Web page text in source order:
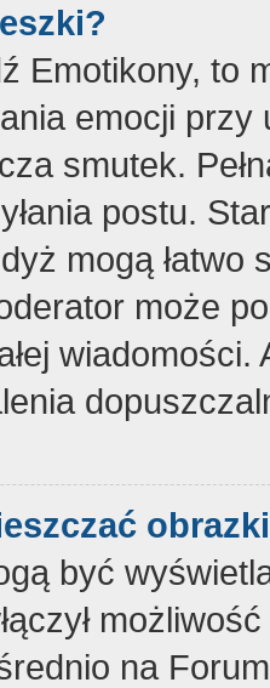
Emotikony, to
emocji
smutek.
postu.
mogą
może
być
na